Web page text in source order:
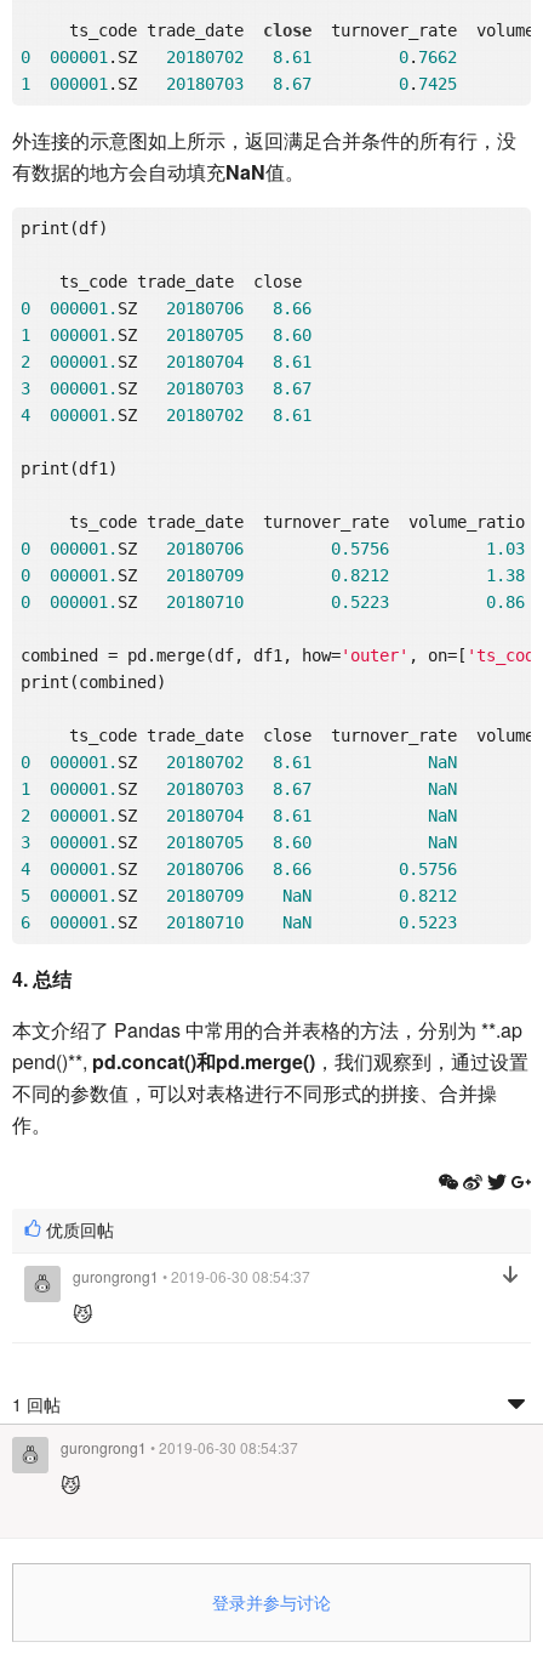
ts_code trade_date close
0
000001 .SZ 20180702 8.61 0. 7662
1
000001 .SZ 20180703 8.67 0. 7425
外连接的示意图如上所示，返回满足合并条件的所有行，没
有数据的地方会自动填充NaN值。
print(df)
ts_code trade_date  close
0
000001. SZ 20180706
8.66
1
000001. SZ 20180705
8.60
2
000001. SZ 20180704
8.61
3
000001. SZ 20180703
8.67
4
000001. SZ 20180702 8.61
print(df1)
0 000001. SZ 20180706 0.5756
1.03
0
000001. SZ 20180709 0.8212
1.38
0
000001. SZ 20180710 0.5223 0.86
combined = pd.merge(df, df1, how='outer' , on=[
print(combined)
0 000001. SZ 20180702 8.61
NaN
1
000001. SZ 20180703 8.67
NaN
2
000001. SZ 20180704 8.61
NaN
3
000001. SZ 20180705 8.60
NaN
4
000001. SZ 20180706 8.66
0.5756
5
000001. SZ 20180709 NaN
0.8212
6
000001. SZ 20180710 NaN 0.5223
4. 总结
本文介绍了 Pandas 中常用的合并表格的方法，分别为 **.ap
pend()**, pd.concat()和pd.merge() ，我们观察到，通过设置
不同的参数值，可以对表格进行不同形式的拼接、合并操
作。
优质回帖
gurongrong1 • 2019-06-30 08:54:37
😼
1 回帖
gurongrong1 • 2019-06-30 08:54:37
😼
登录并参与讨论